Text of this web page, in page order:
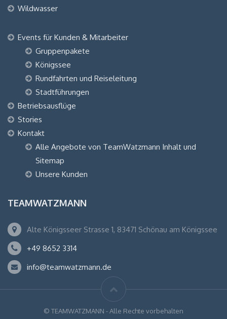
Wildwasser
Events für Kunden & Mitarbeiter
Gruppenpakete
Königssee
Rundfahrten und Reiseleitung
Stadtführungen
Betriebsausflüge
Stories
Kontakt
Alle Angebote von TeamWatzmann Inhalt und
Sitemap
Unsere Kunden
TEAMWATZMANN
Alte Königsseer Strasse 1, 83471 Schönau am Königssee
+49 8652 3314
info@teamwatzmann.de
© TEAMWATZMANN - Alle Rechte vorbehalten